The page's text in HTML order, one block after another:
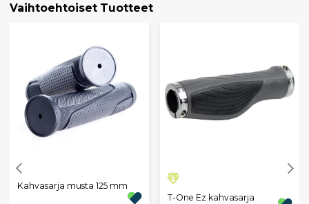
Vaihtoehtoiset Tuotteet
Kahvasarja musta 125 mm
T-One Ez kahvasarja